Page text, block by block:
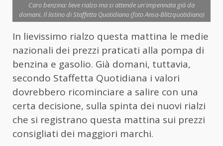
Caro benzina: lieve rialzo ma si attende un'impennata già da
domani. Il listino di Staffetta Quotidiana (foto Ansa-Blitzquotidiano)
In lievissimo rialzo questa mattina le medie
nazionali dei prezzi praticati alla pompa di
benzina e gasolio. Già domani, tuttavia,
secondo Staffetta Quotidiana i valori
dovrebbero ricominciare a salire con una
certa decisione, sulla spinta dei nuovi rialzi
che si registrano questa mattina sui prezzi
consigliati dei maggiori marchi.